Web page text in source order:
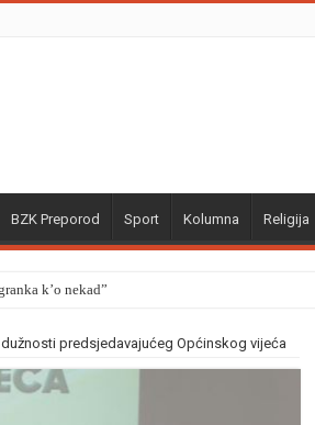
BZK Preporod Sport Kolumna Religija
k’o nekad”
predsjedavajućeg Općinskog vijeća